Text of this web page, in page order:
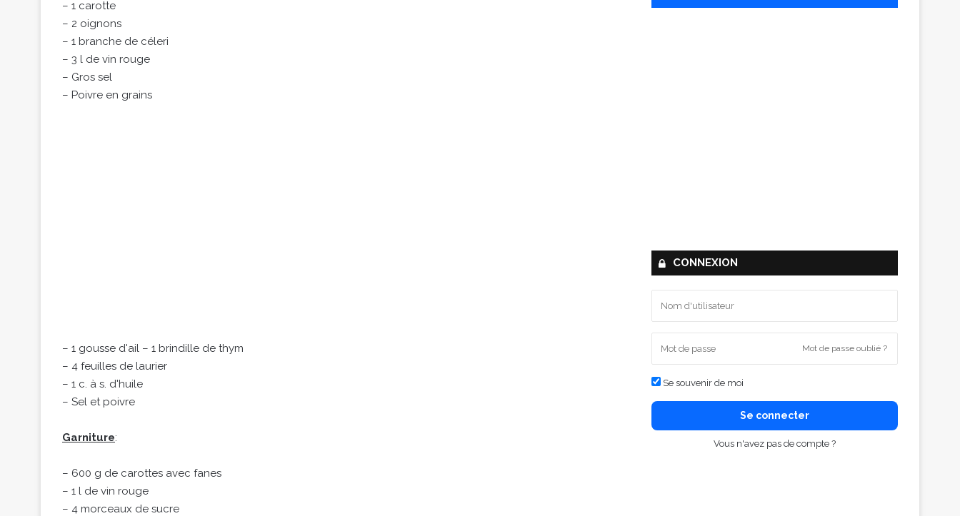
– 1 carotte
– 2 oignons
– 1 branche de céleri
– 3 l de vin rouge
– Gros sel
– Poivre en grains
– 1 gousse d'ail – 1 brindille de thym
– 4 feuilles de laurier
– 1 c. à s. d'huile
– Sel et poivre
Garniture:
– 600 g de carottes avec fanes
– 1 l de vin rouge
– 4 morceaux de sucre
CONNEXION
Mot de passe oublié ?
Se souvenir de moi
Se connecter
Vous n'avez pas de compte ?